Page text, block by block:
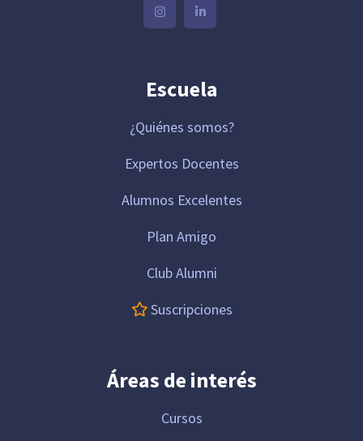
Escuela
¿Quiénes somos?
Expertos Docentes
Alumnos Excelentes
Plan Amigo
Club Alumni
Suscripciones
Áreas de interés
Cursos